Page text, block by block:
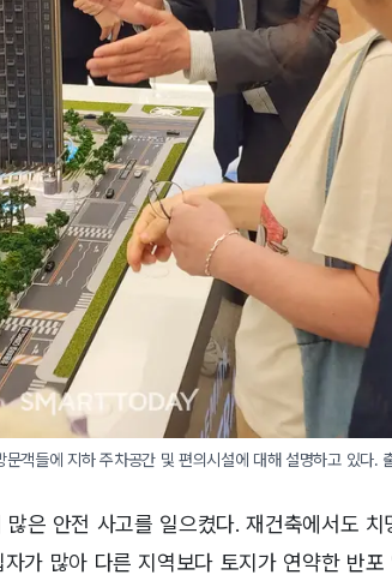
객들에 지하 주차공간 및 편의시설에 대해 설명하고 있다.
은 안전 사고를 일으켰다. 재건축에서도
가 많아 다른 지역보다 토지가 연약한 반